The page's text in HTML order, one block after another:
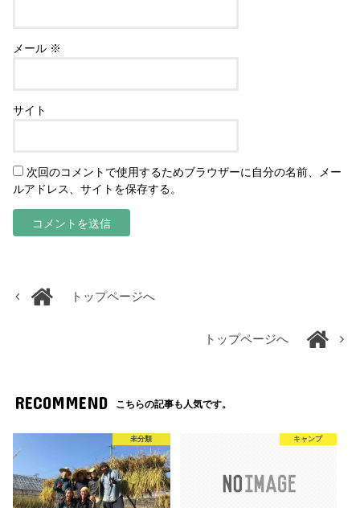
メール ※
サイト
次回のコメントで使用するためブラウザーに自分の名前、メー
ルアドレス、サイトを保存する。
トップページへ
トップページへ
RECOMMEND こちらの記事も人気です。
未分類 キャンプ